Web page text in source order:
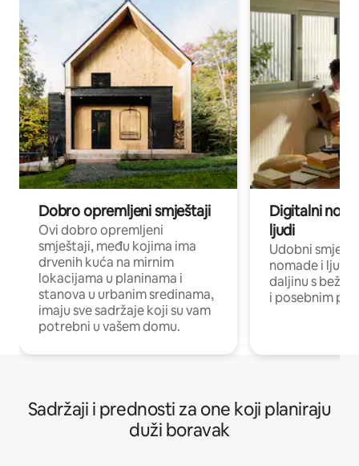
Dobro opremljeni smještaji
Ovi dobro opremljeni
smještaji, među kojima ima
drvenih kuća na mirnim
lokacijama u planinama i
stanova u urbanim sredinama,
imaju sve sadržaje koji su vam
potrebni u vašem domu.
Digitalni
ljudi
Udobni
nomade i ljude
daljinu s
i posebnim
Sadržaji i prednosti za one koji planiraju
duži boravak